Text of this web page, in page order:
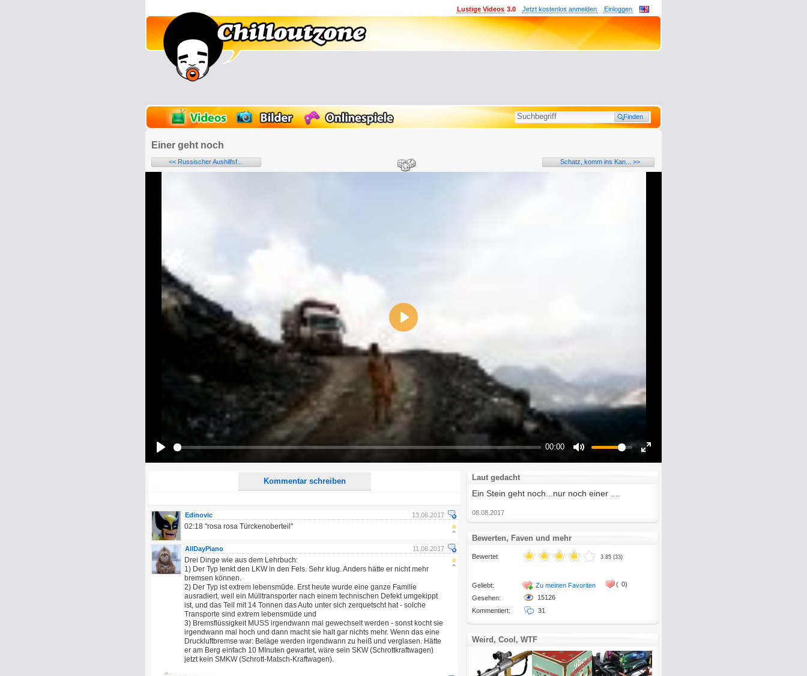
Einloggen
Jetzt kostenlos anmelden
Lustige Videos 3.0
Einer geht noch
<< Russischer Aushilfsf... Schatz, komm ins Kan... >>
00:00
Play
Kommentar schreiben
E-Mail-Adresse (optional):
Alle HTML-Tags außer <br>, <strike> und <i> werden aus Deinem Kommentar entfernt.
URLs werden automatisch umgewandelt. Bitte verwende "www." oder "http://" in URLs
Ich möchte eine E-Mail, wenn zu meinem Kommentar Antworten erscheinen.
Ich möchte eine E-Mail, wenn auf dieser Seite weitere Kommentare erscheinen.
13.08.2017
Edinovic
02:18 "rosa rosa Türckenoberteil"
11.08.2017
AllDayPiano
Drei Dinge wie aus dem Lehrbuch:
1) Der Typ lenkt den LKW in den Fels. Sehr klug. Anders hätte er nicht mehr
bremsen können.
2) Der Typ ist extrem lebensmüde. Erst heute wurde eine ganze Familie
ausradiert, weil ein Mülltransporter nach einem technischen Defekt umgekippt
ist, und das Teil mit 14 Tonnen das Auto unter sich zerquetscht hat - solche
Transporte sind extrem lebensmüde und
3) Bremsflüssigkeit MUSS irgendwann mal gewechselt werden - sonst kocht sie
irgendwann mal hoch und dann macht sie halt gar nichts mehr. Wenn das eine
Druckluftbremse war: Beläge werden irgendwann zu heiß und verglasen. Hätte
er am Berg einfach 10 MInuten gewartet, wäre sein SKW (Schrottkraftwagen)
jetzt kein SMKW (Schrott-Matsch-Kraftwagen).
Laut gedacht
Ein Stein geht noch...nur noch einer ....
08.08.2017
Bewerten, Faven und mehr
Bewertet
Geliebt:
Gesehen:
Kommentiert:
3.85 (33)
Zu meinen Favoriten
15126
31
( 0)
Weird, Cool, WTF